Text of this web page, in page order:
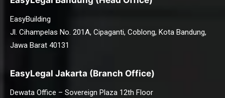
EasyBuilding
Jl. Cihampelas No. 201A, Cipaganti, Coblong, Kota Bandung,
Jawa Barat 40131
EasyLegal Jakarta (Branch Office)
Dewata Office – Sovereign Plaza 12th Floor